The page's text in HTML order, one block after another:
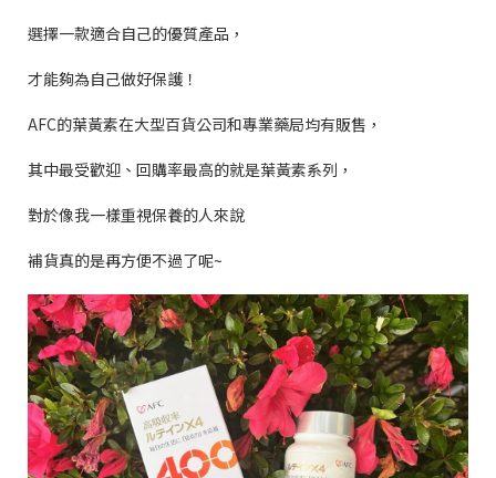
選擇一款適合自己的優質產品，
才能夠為自己做好保護！
AFC的葉黃素在大型百貨公司和專業藥局均有販售，
其中最受歡迎、回購率最高的就是葉黃素系列，
對於像我一樣重視保養的人來說
補貨真的是再方便不過了呢~